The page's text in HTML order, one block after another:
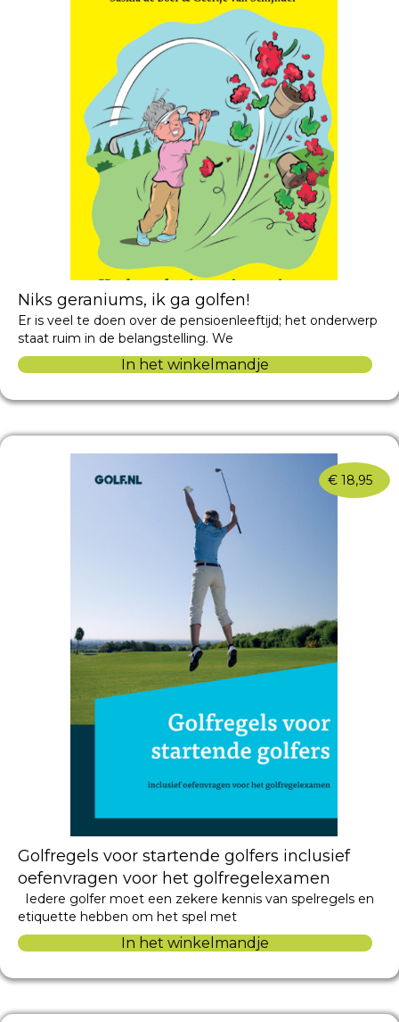
Niks geraniums, ik ga golfen!
Er is veel te doen over de pensioenleeftijd; het onderwerp
staat ruim in de belangstelling. We
In het winkelmandje
€ 18,95
Golfregels voor startende golfers inclusief
oefenvragen voor het golfregelexamen
Iedere golfer moet een zekere kennis van spelregels en
etiquette hebben om het spel met
In het winkelmandje